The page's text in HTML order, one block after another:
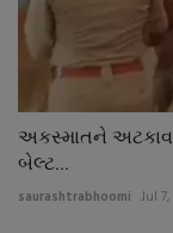
અકસ્માતને
બેલ્ટ...
saurashtrabhoomi Jul